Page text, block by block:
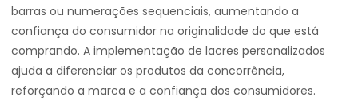
barras ou numerações sequenciais, aumentando a
confiança do consumidor na originalidade do que está
comprando. A implementação de lacres personalizados
ajuda a diferenciar os produtos da concorrência,
reforçando a marca e a confiança dos consumidores.